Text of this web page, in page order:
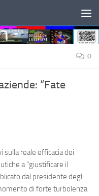
0
“Fate
sulla reale efficacia dei
a "giustificare il
dal presidente degli
di forte turbolenza